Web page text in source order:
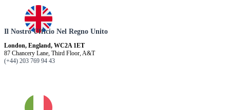
Il Nostro Ufficio Nel Regno Unito
London, England, WC2A 1ET
87 Chancery Lane, Third Floor, A&T
(+44) 203 769 94 43